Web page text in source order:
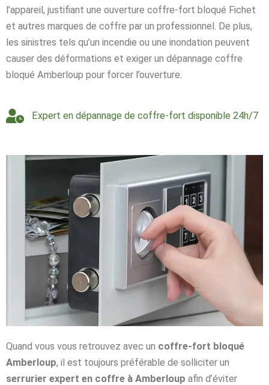
l’appareil, justifiant une ouverture coffre-fort bloqué Fichet
et autres marques de coffre par un professionnel. De plus,
les sinistres tels qu’un incendie ou une inondation peuvent
causer des déformations et exiger un dépannage coffre
bloqué Amberloup pour forcer l’ouverture.
Expert en dépannage de coffre-fort disponible 24h/7
Quand vous vous retrouvez avec un coffre-fort bloqué
Amberloup, il est toujours préférable de solliciter un
serrurier expert en coffre à Amberloup afin d’éviter